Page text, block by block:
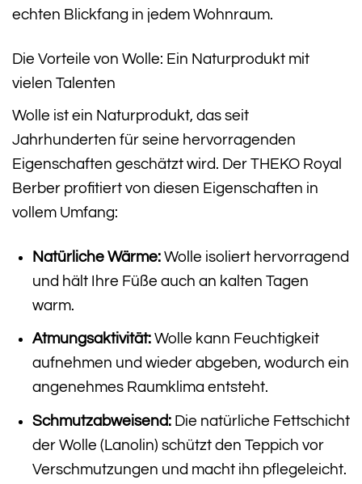
echten Blickfang in jedem Wohnraum.
Die Vorteile von Wolle: Ein Naturprodukt mit
vielen Talenten
Wolle ist ein Naturprodukt, das seit
Jahrhunderten für seine hervorragenden
Eigenschaften geschätzt wird. Der THEKO Royal
Berber profitiert von diesen Eigenschaften in
vollem Umfang:
Natürliche Wärme:Wolle isoliert hervorragend
und hält Ihre Füße auch an kalten Tagen
warm.
Atmungsaktivität:Wolle kann Feuchtigkeit
aufnehmen und wieder abgeben, wodurch ein
angenehmes Raumklima entsteht.
Schmutzabweisend:Die natürliche Fettschicht
der Wolle (Lanolin) schützt den Teppich vor
Verschmutzungen und macht ihn pflegeleicht.